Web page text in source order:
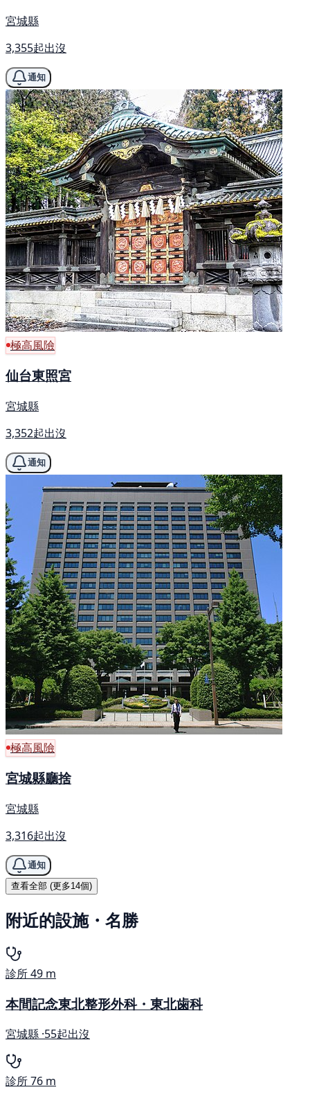
宮城縣
3,355起出沒
通知
極高風險
仙台東照宮
宮城縣
3,352起出沒
通知
極高風險
宮城縣廳捨
宮城縣
3,316起出沒
通知
查看全部 (更多14個)
附近的設施・名勝
診所49 m
本間記念東北整形外科・東北歯科
宮城縣 ·55起出沒
診所76 m